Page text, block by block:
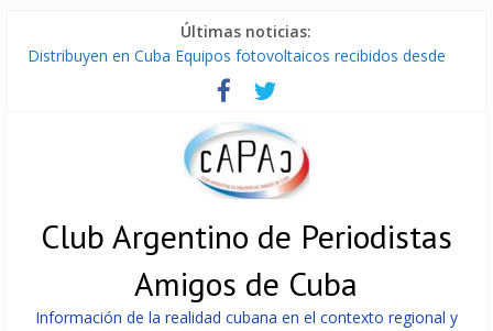
Últimas noticias:
Distribuyen en Cuba Equipos fotovoltaicos recibidos desde
La ONU condena medidas de EE.UU contra Cuba
Cuba alerta sobre doctrina militar de dominación de EEUU
Nuevas sanciones de EEUU contra Cuba apuntan a la
cooperación militar con Rusia y China
Brutal represión contra los que marchan para que no se
venda la patria
Club Argentino de Periodistas
Amigos de Cuba
Información de la realidad cubana en el contexto regional y